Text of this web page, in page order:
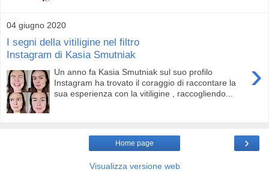
04 giugno 2020
I segni della vitiligine nel filtro
Instagram di Kasia Smutniak
›
Un anno fa Kasia Smutniak sul suo profilo
Instagram ha trovato il coraggio di raccontare la
sua esperienza con la vitiligine , raccogliendo...
›
Home page
Visualizza versione web